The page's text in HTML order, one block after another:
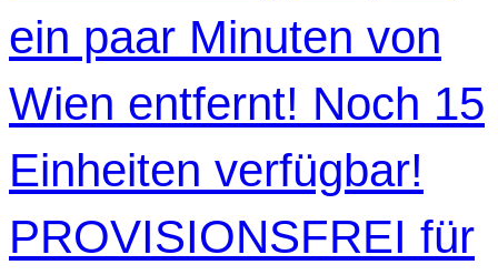
ein paar Minuten von
Wien entfernt! Noch 15
Einheiten verfügbar!
PROVISIONSFREI für